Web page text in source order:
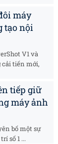
máy
tạo nội
V1 và
cải tiến mới,
tiếp giữ
máy ảnh
bố một sự
số 1 ...